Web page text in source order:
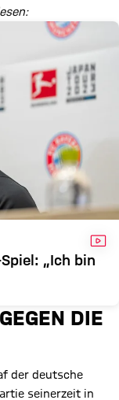
„Ich bin
DIE
der deutsche
seinerzeit in